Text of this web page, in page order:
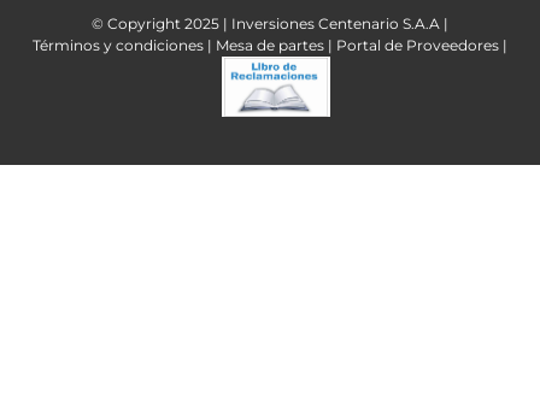
© Copyright 2025 | Inversiones Centenario S.A.A |
Términos y condiciones | Mesa de partes | Portal de Proveedores |